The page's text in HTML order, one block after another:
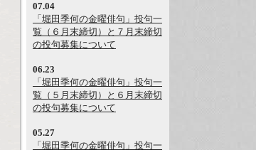
07.04
「堀田季何の金曜俳句」投句一
覧（６月末締切）と７月末締切
の投句募集について
06.23
「堀田季何の金曜俳句」投句一
覧（５月末締切）と６月末締切
の投句募集について
05.27
「堀田季何の金曜俳句」投句一